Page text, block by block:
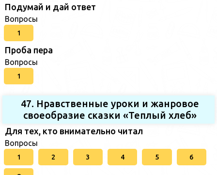
Подумай и дай ответ
Вопросы
1
Проба пера
Вопросы
1
47. Нравственные уроки и жанровое
своеобразие сказки «Теплый хлеб»
Для тех, кто внимательно читал
Вопросы
1 2 3 4 5 6